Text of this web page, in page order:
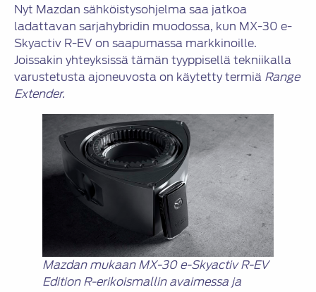
Nyt Mazdan sähköistysohjelma saa jatkoa
ladattavan sarjahybridin muodossa, kun MX-30 e-
Skyactiv R-EV on saapumassa markkinoille.
Joissakin yhteyksissä tämän tyyppisellä tekniikalla
varustetusta ajoneuvosta on käytetty termiä Range
Extender.
Mazdan mukaan MX-30 e-Skyactiv R-EV
Edition R-erikoismallin avaimessa ja